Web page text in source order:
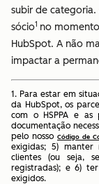
subir de
sócio1 no
HubSpot. A não
impactar a
1. Para estar em
da HubSpot, os
com o HSPPA e
documentação
pelo nosso Código de
exigidas; 5) manter
clientes (ou seja,
registradas); e 6)
exigidos.